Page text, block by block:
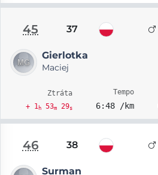
45 37
Gierlotka
Maciej
Ztráta
+ 1h53m29s
Tempo
6:48 /km
46 38
Surman